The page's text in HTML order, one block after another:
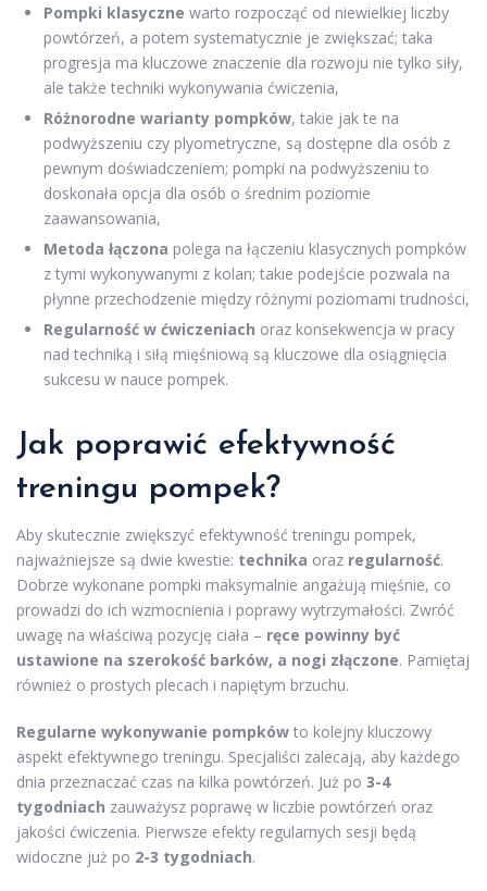
Pompki klasyczne warto rozpocząć od niewielkiej liczby
powtórzeń, a potem systematycznie je zwiększać; taka
progresja ma kluczowe znaczenie dla rozwoju nie tylko siły,
ale także techniki wykonywania ćwiczenia,
Różnorodne warianty pompków, takie jak te na
podwyższeniu czy plyometryczne, są dostępne dla osób z
pewnym doświadczeniem; pompki na podwyższeniu to
doskonała opcja dla osób o średnim poziomie
zaawansowania,
Metoda łączona polega na łączeniu klasycznych pompków
z tymi wykonywanymi z kolan; takie podejście pozwala na
płynne przechodzenie między różnymi poziomami trudności,
Regularność w ćwiczeniach oraz konsekwencja w pracy
nad techniką i siłą mięśniową są kluczowe dla osiągnięcia
sukcesu w nauce pompek.
Jak poprawić efektywność
treningu pompek?
Aby skutecznie zwiększyć efektywność treningu pompek,
najważniejsze są dwie kwestie: technika oraz regularność.
Dobrze wykonane pompki maksymalnie angażują mięśnie, co
prowadzi do ich wzmocnienia i poprawy wytrzymałości. Zwróć
uwagę na właściwą pozycję ciała – ręce powinny być
ustawione na szerokość barków, a nogi złączone. Pamiętaj
również o prostych plecach i napiętym brzuchu.
Regularne wykonywanie pompków to kolejny kluczowy
aspekt efektywnego treningu. Specjaliści zalecają, aby każdego
dnia przeznaczać czas na kilka powtórzeń. Już po 3-4
tygodniach zauważysz poprawę w liczbie powtórzeń oraz
jakości ćwiczenia. Pierwsze efekty regularnych sesji będą
widoczne już po 2-3 tygodniach.